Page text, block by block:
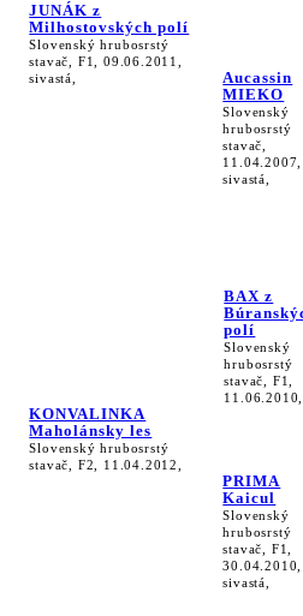
JUNÁK z
Milhostovských polí
Slovenský hrubosrstý
stavač, F1, 09.06.2011,
sivastá,
Aucassin
MIEKO
Slovenský
hrubosrstý
stavač,
11.04.2007,
sivastá,
KONVALINKA
Maholánsky les
Slovenský hrubosrstý
stavač, F2, 11.04.2012,
BAX z
polí
Slovenský
hrubosrstý
stavač, F1,
11.06.2010,
PRIMA
Kaicul
Slovenský
hrubosrstý
stavač, F1,
30.04.2010,
sivastá,